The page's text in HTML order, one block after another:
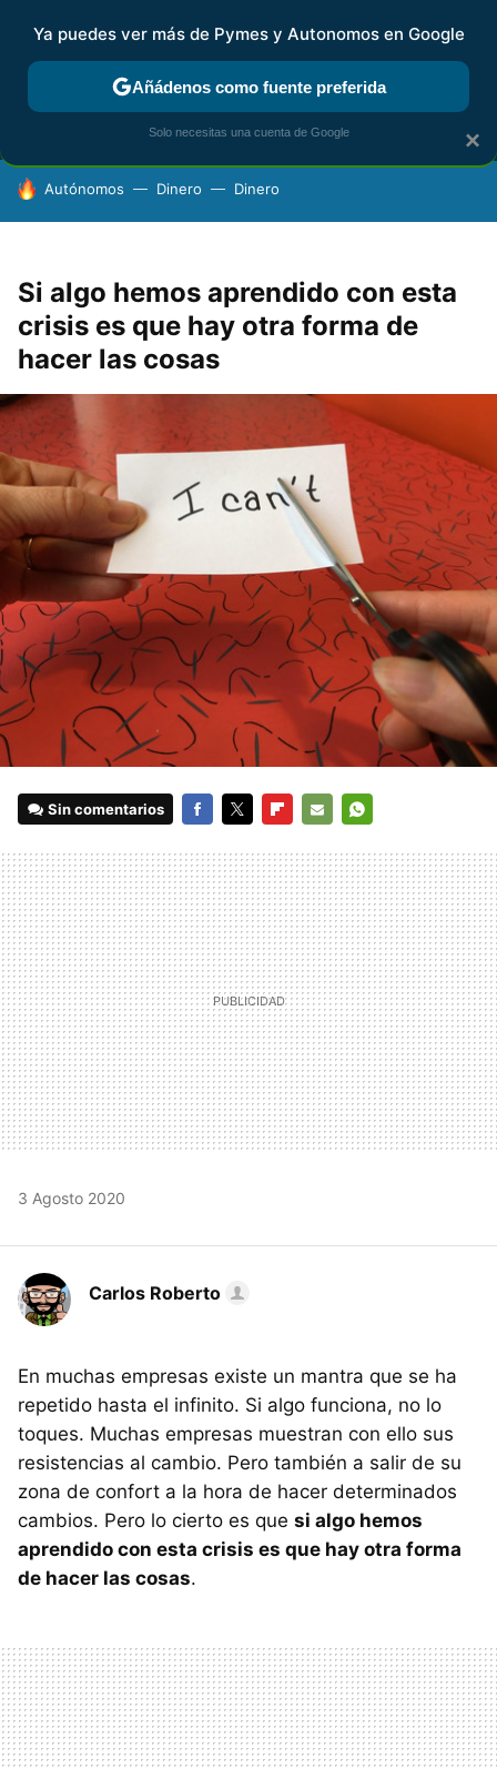
MENÚ NUEVO
FISCALIDAD Y CONTABILIDAD KIT DIGITAL
HOY SE HABLA DE
Autónomos Dinero Dinero
Si algo hemos aprendido con esta
crisis es que hay otra forma de
hacer las cosas
Sin comentarios
MAIL
3 Agosto 2020
Carlos Roberto
En muchas empresas existe un mantra que se ha
repetido hasta el infinito. Si algo funciona, no lo
toques. Muchas empresas muestran con ello sus
resistencias al cambio. Pero también a salir de su
zona de confort a la hora de hacer determinados
cambios. Pero lo cierto es que si algo hemos
aprendido con esta crisis es que hay otra forma
de hacer las cosas.
×
Ya puedes ver más de Pymes y Autonomos en Google
Añádenos como fuente preferida
Solo necesitas una cuenta de Google